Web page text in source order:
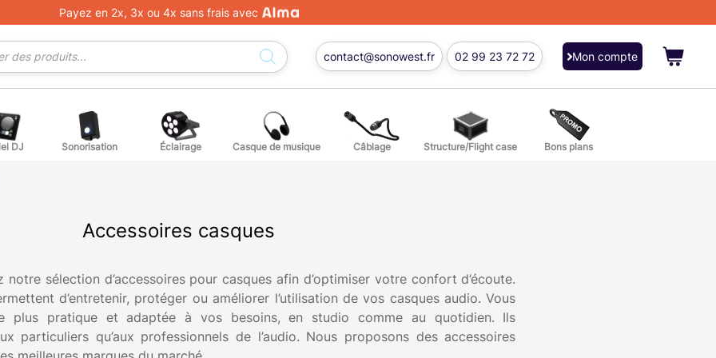
Payez en 2x, 3x ou 4x sans frais avec
contact@sonowest.fr 02 99 23 72 72 Mon compte
autres instruments
détachées pour guitares et basses
DJ
DJ
Sonorisation Éclairage Casque de musique Câblage Structure/Flight case Bons plans
Accessoires casques
notre sélection d’accessoires pour casques afin d’optimiser votre confort d’écoute.
d’entretenir, protéger ou améliorer l’utilisation de vos casques audio. Vous
plus pratique et adaptée à vos besoins, en studio comme au quotidien. Ils
particuliers qu’aux professionnels de l’audio. Nous proposons des accessoires